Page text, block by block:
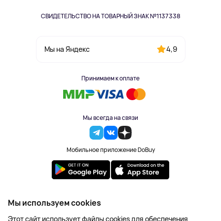
СВИДЕТЕЛЬСТВО НА ТОВАРНЫЙ ЗНАК №1137338
Мы на Яндекс 4,9
Принимаем к оплате
Мы всегда на связи
Мобильное приложение DoBuy
2023-2026 © DoBuy. Все права защищены
Правила обработки персональных данных
Пользовательское соглашение
Мы используем cookies
Этот сайт использует файлы cookies для обеспечения